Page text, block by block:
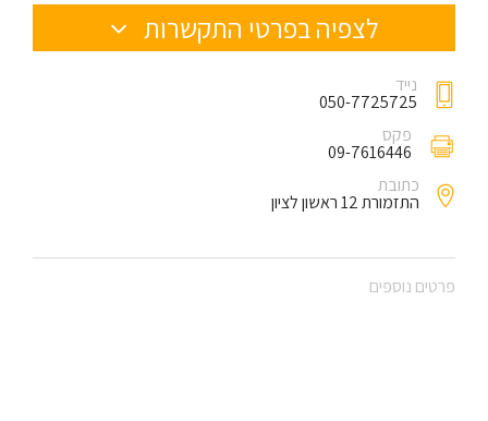
לצפיה בפרטי התקשרות
נייד
050-7725725
פקס
09-7616446
כתובת
התזמורת 12 ראשון לציון
פרטים נוספים